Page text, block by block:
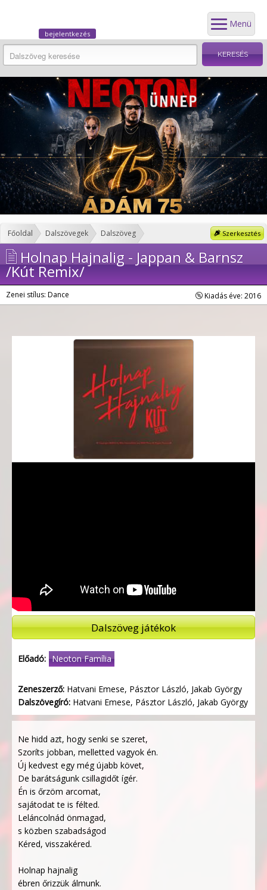
Menü
bejelentkezés
Szerkesztés
Főoldal Dalszövegek Dalszöveg
Holnap Hajnalig - Jappan & Barnsz
/Kút Remix/
Zenei stílus: Dance Kiadás éve: 2016
Dalszöveg játékok
Előadó: Neoton Família
Zeneszerző: Hatvani Emese, Pásztor László, Jakab György
Dalszövegíró: Hatvani Emese, Pásztor László, Jakab György
Ne hidd azt, hogy senki se szeret,
Szoríts jobban, melletted vagyok én.
Új kedvest egy még újabb követ,
De barátságunk csillagidőt ígér.
Én is őrzöm arcomat,
sajátodat te is félted.
Leláncolnád önmagad,
s közben szabadságod
Kéred, visszakéred.
Holnap hajnalig
ébren őrizzük álmunk.